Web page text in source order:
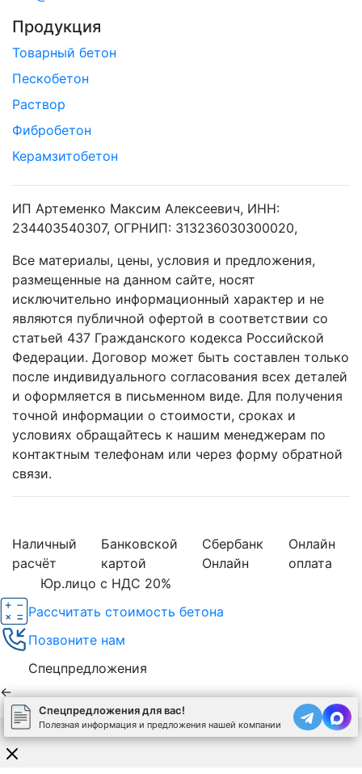
г. Краснодар, п.Индустриальный, магаданская 11
Телефон:
+7 (861) 217-67-85
info@beton-93.ru
Продукция
Пескобетон
Раствор
Фибробетон
Керамзитобетон
ИП Артеменко Максим Алексеевич, ИНН:
234403540307, ОГРНИП: 313236030300020,
Все материалы, цены, условия и предложения,
размещенные на данном сайте, носят
исключительно информационный характер и не
Федерации. Договор может быть составлен только
после индивидуального согласования всех деталей
и оформляется в письменном виде. Для получения
точной информации о стоимости, сроках и
условиях обращайтесь к нашим менеджерам по
контактным телефонам или через форму обратной
связи.
Наличный
расчёт
Банковской
Сбербанк
Онлайн
Спецпредложения для вас!
Полезная информация и предложения нашей компании